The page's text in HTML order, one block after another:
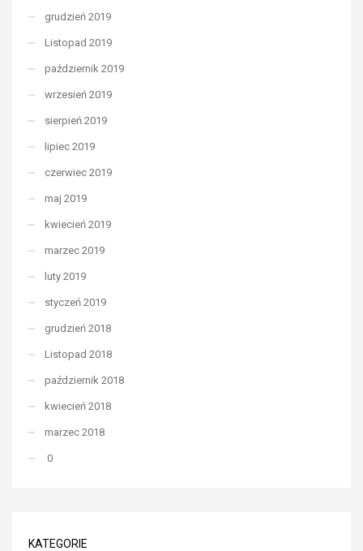
grudzień 2019
Listopad 2019
październik 2019
wrzesień 2019
sierpień 2019
lipiec 2019
czerwiec 2019
maj 2019
kwiecień 2019
marzec 2019
luty 2019
styczeń 2019
grudzień 2018
Listopad 2018
październik 2018
kwiecień 2018
marzec 2018
0
KATEGORIE